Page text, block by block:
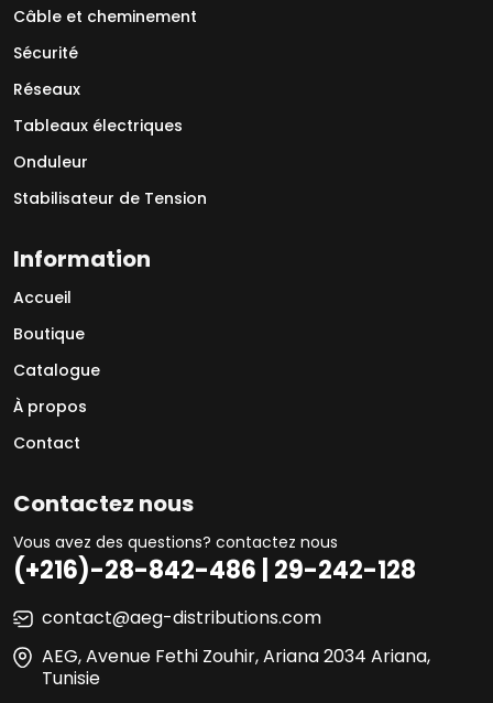
Câble et cheminement
Sécurité
Réseaux
Tableaux électriques
Onduleur
Stabilisateur de Tension
Information
Accueil
Boutique
Catalogue
À propos
Contact
Contactez nous
Vous avez des questions? contactez nous
(+216)-28-842-486 | 29-242-128
contact@aeg-distributions.com
AEG, Avenue Fethi Zouhir, Ariana 2034 Ariana,
Tunisie